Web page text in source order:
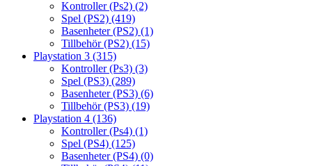
Kontroller (Ps2) (2)
Spel (PS2) (419)
Basenheter (PS2) (1)
Tillbehör (PS2) (15)
Playstation 3 (315)
Kontroller (Ps3) (3)
Spel (PS3) (289)
Basenheter (PS3) (6)
Tillbehör (PS3) (19)
Playstation 4 (136)
Kontroller (Ps4) (1)
Spel (PS4) (125)
Basenheter (PS4) (0)